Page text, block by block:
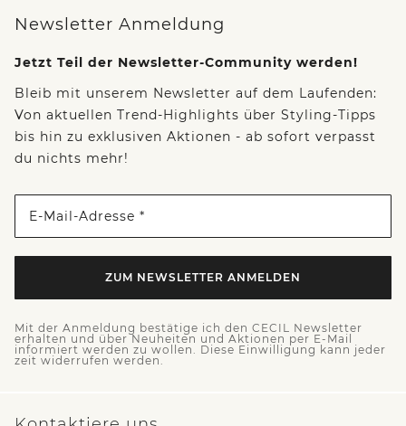
Newsletter Anmeldung
Jetzt Teil der Newsletter-Community werden!
Bleib mit unserem Newsletter auf dem Laufenden:
Von aktuellen Trend-Highlights über Styling-Tipps
bis hin zu exklusiven Aktionen - ab sofort verpasst
du nichts mehr!
E-Mail-Adresse *
ZUM NEWSLETTER ANMELDEN
Mit der Anmeldung bestätige ich den CECIL Newsletter
erhalten und über Neuheiten und Aktionen per E-Mail
informiert werden zu wollen. Diese Einwilligung kann jeder
zeit widerrufen werden.